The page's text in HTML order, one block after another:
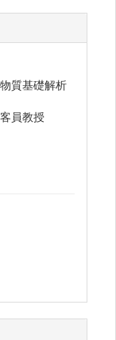
質基礎解析
員教授